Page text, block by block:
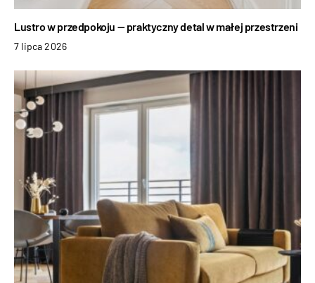
Lustro w przedpokoju — praktyczny detal w małej przestrzeni
7 lipca 2026